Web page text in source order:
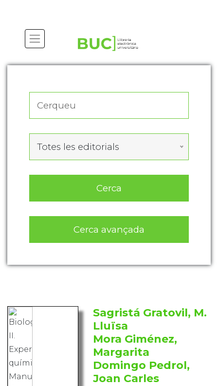
Totes les editorials
Cerca
Cerca avançada
Sagristá Gratovil, M.
Lluïsa
Mora Giménez,
Margarita
Domingo Pedrol,
Joan Carles